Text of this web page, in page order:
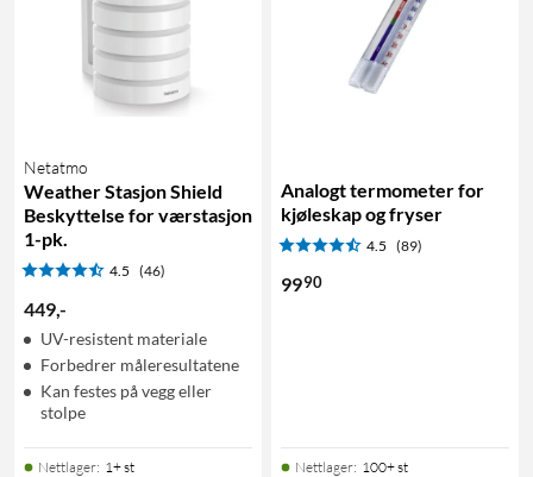
Netatmo
Weather Stasjon Shield
Beskyttelse for værstasjon
1-pk.
4.5 (46)
449,-
UV-resistent materiale
Forbedrer måleresultatene
Kan festes på vegg eller
stolpe
Nettlager: 1+ st
Analogt termometer for
kjøleskap og fryser
4.5 (89)
9990
Nettlager: 100+ st